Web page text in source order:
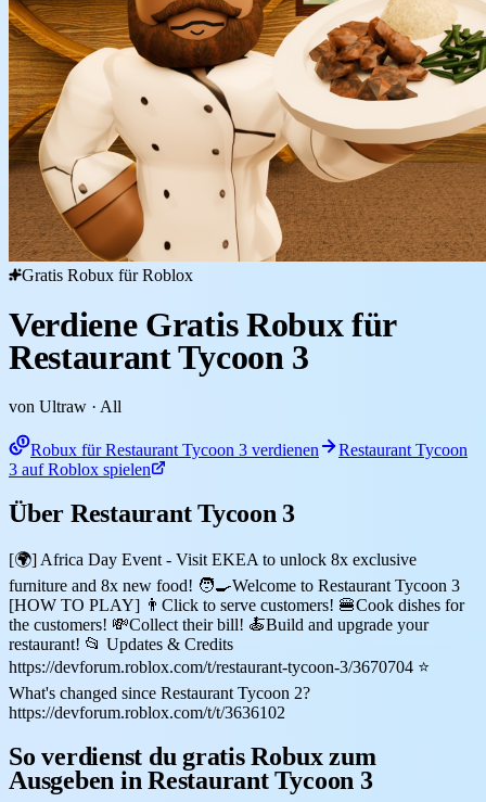
Gratis Robux für Roblox
Verdiene Gratis Robux für
Restaurant Tycoon 3
von Ultraw · All
Robux für Restaurant Tycoon 3 verdienen
Restaurant Tycoon
3 auf Roblox spielen
Über Restaurant Tycoon 3
[🌍] Africa Day Event - Visit EKEA to unlock 8x exclusive
furniture and 8x new food! 🧑‍🍳Welcome to Restaurant Tycoon 3
[HOW TO PLAY] 👨Click to serve customers! 🍔Cook dishes for
the customers! 💸Collect their bill! 🍝Build and upgrade your
restaurant! 📂 Updates & Credits
https://devforum.roblox.com/t/restaurant-tycoon-3/3670704 ⭐
What's changed since Restaurant Tycoon 2?
https://devforum.roblox.com/t/t/3636102
So verdienst du gratis Robux zum
Ausgeben in Restaurant Tycoon 3